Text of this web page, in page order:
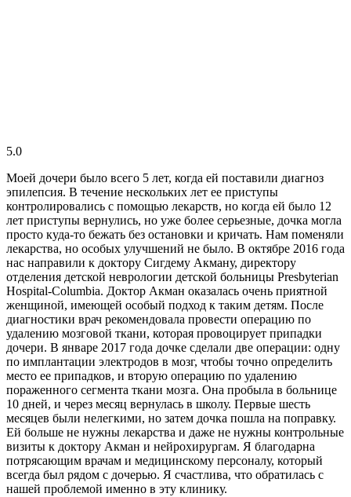
5.0
Моей дочери было всего 5 лет, когда ей поставили диагноз
эпилепсия. В течение нескольких лет ее приступы
контролировались с помощью лекарств, но когда ей было 12
лет приступы вернулись, но уже более серьезные, дочка могла
просто куда-то бежать без остановки и кричать. Нам поменяли
лекарства, но особых улучшений не было. В октябре 2016 года
нас направили к доктору Сигдему Акману, директору
отделения детской неврологии детской больницы Presbyterian
Hospital-Columbia. Доктор Акман оказалась очень приятной
женщиной, имеющей особый подход к таким детям. После
диагностики врач рекомендовала провести операцию по
удалению мозговой ткани, которая провоцирует припадки
дочери. В январе 2017 года дочке сделали две операции: одну
по имплантации электродов в мозг, чтобы точно определить
место ее припадков, и вторую операцию по удалению
пораженного сегмента ткани мозга. Она пробыла в больнице
10 дней, и через месяц вернулась в школу. Первые шесть
месяцев были нелегкими, но затем дочка пошла на поправку.
Ей больше не нужны лекарства и даже не нужны контрольные
визиты к доктору Акман и нейрохирургам. Я благодарна
потрясающим врачам и медицинскому персоналу, который
всегда был рядом с дочерью. Я счастлива, что обратилась с
нашей проблемой именно в эту клинику.